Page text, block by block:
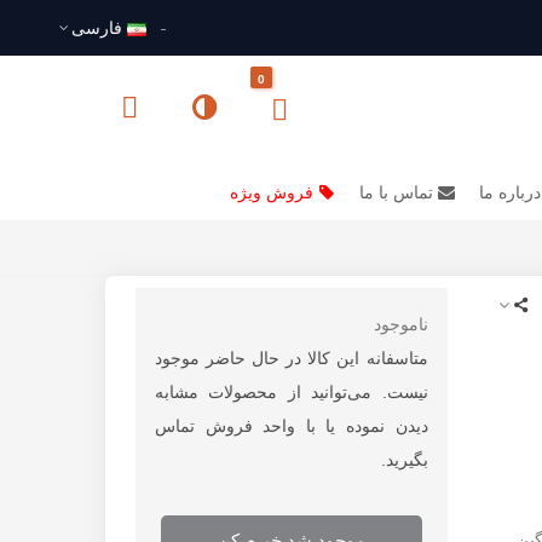
فارسى
0
درباره ما تماس با ما فروش ویژه
ناموجود
متاسفانه این کالا در حال حاضر موجود
نیست. می‌توانید از محصولات مشابه
دیدن نموده یا با واحد فروش تماس
بگیرید.